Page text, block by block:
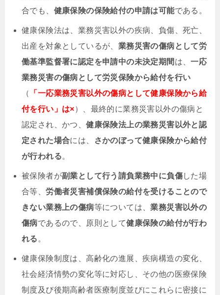
合でも、 健康保険の保険給付の申請は可能である。
健康保険法は、 業務災害以外の疾病、負傷、死亡、
出産を対象としているが、 業務災害の傷病として労
働基準監督署に認定を申請中の未決定期間 は、一応
業務災害の傷病として労災保険から給付を行い
（
「一応業務災害以外の傷病として健康保険から給
付を行い」は×）、最終的に業務災害以外の傷病と
認定され、かつ、健康保険法上の業務災害以外と認
定された場合には、
さかのぼって健康保険から給付
が行われる。
被保険者が副業として行う請負業務中に負傷した場
合等、労働者災害補償保険の給付を受けることので
きない業務上の傷病等については、業務災害以外の
傷病であるので、原則として健康保険の給付が行わ
れる。
健康保険制度は、高齢化の進展、疾病構造の変化、
社会経済情勢の変化等に対応し、その他の医療保険
制度及び後期高齢者医療制度並びにこれらに密接に